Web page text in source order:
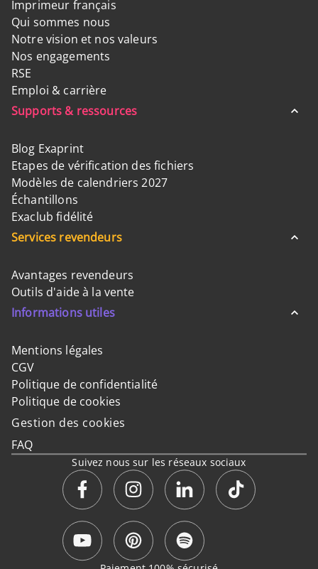
Imprimeur français
Qui sommes nous
Notre vision et nos valeurs
Nos engagements
RSE
Emploi & carrière
Supports & ressources
Blog Exaprint
Etapes de vérification des fichiers
Modèles de calendriers 2027
Échantillons
Exaclub fidélité
Services revendeurs
Avantages revendeurs
Outils d'aide à la vente
Informations utiles
Mentions légales
CGV
Politique de confidentialité
Politique de cookies
Gestion des cookies
FAQ
Suivez nous sur les réseaux sociaux